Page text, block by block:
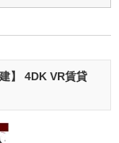
】 4DK VR賃貸